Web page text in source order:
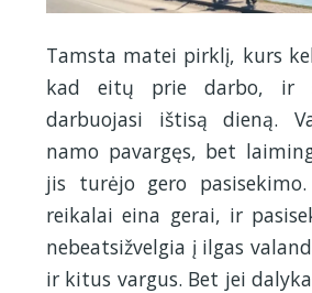
Tamsta matei pirklį, kurs
kad eitų prie darbo, ir
darbuojasi ištisą dieną.
namo pavargęs, bet
jis turėjo gero pasisekimo.
reikalai eina gerai, ir
nebeatsižvelgia į ilgas
ir kitus vargus. Bet jei